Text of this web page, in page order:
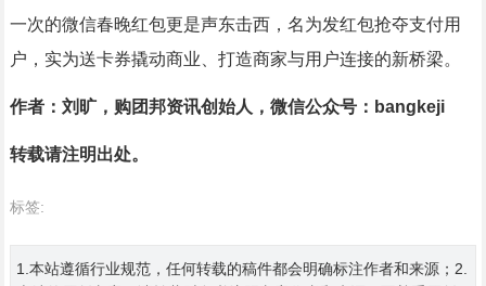
一次的微信春晚红包更是声东击西，名为发红包抢夺支付用
户，实为送卡券撬动商业、打造商家与用户连接的新桥梁。
作者：刘旷，购团邦资讯创始人，微信公众号：bangkeji
转载请注明出处。
标签:
1.本站遵循行业规范，任何转载的稿件都会明确标注作者和来源；2.